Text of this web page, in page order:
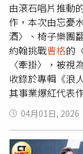
由滾石唱片推動
作，本次由忘憂
酒〉、椅子樂團
約翰挑戰曹格的
〈牽掛〉，被視
收錄於專輯《浪
其事業爆紅代表
專輯的版本亦創
憂水翻唱紅螞蟻
椅子樂團主唱仲
一，所以很有畫
04月01日, 2026